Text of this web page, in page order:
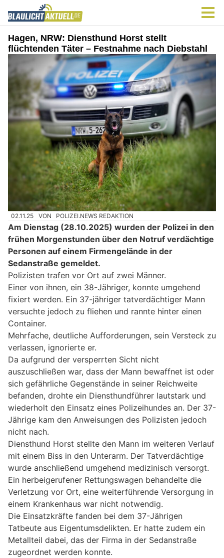
Hagen, NRW: Diensthund Horst stellt
flüchtenden Täter – Festnahme nach Diebstahl
02.11.25 VON POLIZEI.NEWS REDAKTION
Am Dienstag (28.10.2025) wurden der Polizei in den
frühen Morgenstunden über den Notruf verdächtige
Personen auf einem Firmengelände in der
Sedanstraße gemeldet.
Polizisten trafen vor Ort auf zwei Männer.
Einer von ihnen, ein 38-Jähriger, konnte umgehend
fixiert werden. Ein 37-jähriger tatverdächtiger Mann
versuchte jedoch zu fliehen und rannte hinter einen
Container.
Mehrfache, deutliche Aufforderungen, sein Versteck zu
verlassen, ignorierte er.
Da aufgrund der versperrten Sicht nicht
auszuschließen war, dass der Mann bewaffnet ist oder
sich gefährliche Gegenstände in seiner Reichweite
befanden, drohte ein Diensthundführer lautstark und
wiederholt den Einsatz eines Polizeihundes an. Der 37-
Jährige kam den Anweisungen des Polizisten jedoch
nicht nach.
Diensthund Horst stellte den Mann im weiteren Verlauf
mit einem Biss in den Unterarm. Der Tatverdächtige
wurde anschließend umgehend medizinisch versorgt.
Ein herbeigerufener Rettungswagen behandelte die
Verletzung vor Ort, eine weiterführende Versorgung in
einem Krankenhaus war nicht notwendig.
Die Einsatzkräfte fanden bei dem 37-Jährigen
Tatbeute aus Eigentumsdelikten. Er hatte zudem ein
Metallteil dabei, das der Firma in der Sedanstraße
zugeordnet werden konnte.